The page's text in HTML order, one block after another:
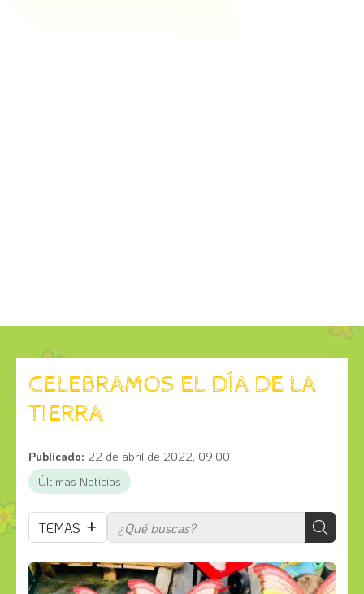
CELEBRAMOS EL DÍA DE LA
TIERRA
Publicado: 22 de abril de 2022, 09:00
Últimas Noticias
TEMAS